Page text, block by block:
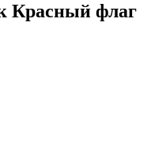
Красный флаг